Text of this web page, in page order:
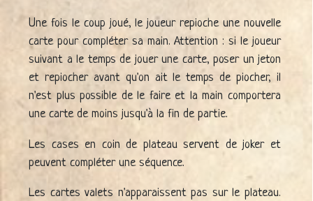
Une fois le coup joué, le joueur repioche une nouvelle
carte pour compléter sa main. Attention : si le joueur
suivant a le temps de jouer une carte, poser un jeton
et repiocher avant qu'on ait le temps de piocher, il
n'est plus possible de le faire et la main comportera
une carte de moins jusqu'à la fin de partie.
Les cases en coin de plateau servent de joker et
peuvent compléter une séquence.
Les cartes valets n'apparaissent pas sur le plateau.